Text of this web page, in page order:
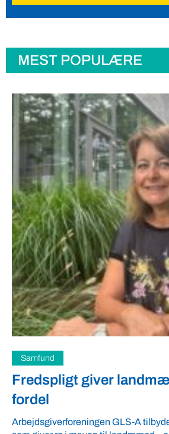
MEST POPULÆRE
Samfund
Fredspligt giver
fordel
Arbejdsgiverforeningen GLS-A